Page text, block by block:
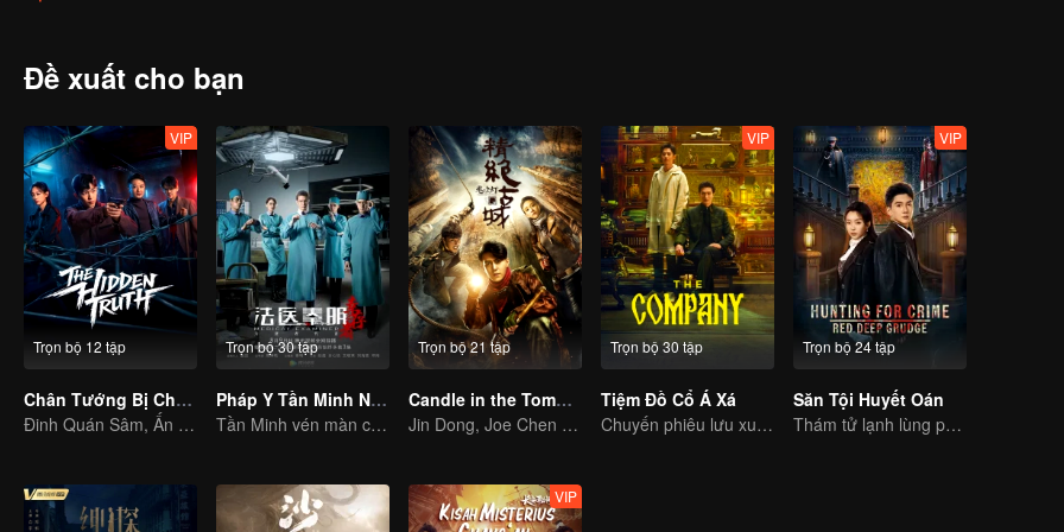
trừng phạt thích đáng.
Đề xuất cho bạn
Trọn bộ 12 tập
VIP
Chân Tướng Bị Che Giấu
Đinh Quán Sâm, Ấn Tiểu Thiên với vụ án treo nhiều năm
Trọn bộ 30 tập
Pháp Y Tần Minh Người Sống Sót
Tần Minh vén màn chân tướng vụ án thay cho người đã khuất
Trọn bộ 21 tập
Candle in the Tomb: the Ancient City of Jingjue
Jin Dong, Joe Chen unlock an adventure in the tomb
Trọn bộ 30 tập
VIP
Tiệm Đồ Cổ Á Xá
Chuyến phiêu lưu xuyên thời gian của Cao Vỹ Quang và Lương Tĩnh Khang
Trọn bộ 24 tập
VIP
Săn Tội Huyết Oán
Thám tử lạnh lùng phá các vụ án kỳ bí để truy bắt hung thủ
VIP